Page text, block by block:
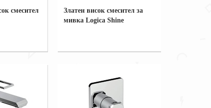
смесител
Златен висок смесител за
мивка Logica Shine